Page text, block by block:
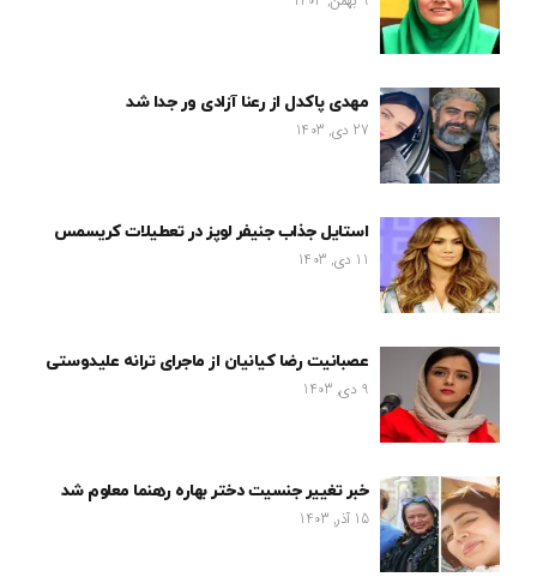
مهدی پاکدل از رعنا آزادی ور جدا شد
27 دی, 1403
استایل جذاب جنیفر لوپز در تعطیلات کریسمس
11 دی, 1403
عصبانیت رضا کیانیان از ماجرای ترانه علیدوستی
9 دی, 1403
خبر تغییر جنسیت دختر بهاره رهنما معلوم شد
15 آذر, 1403